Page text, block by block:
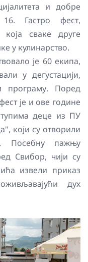
и добре
Гастро фест,
која сваке друге
у кулинарство.
је 60 екипа,
у дегустацији,
програму. Поред
је и ове године
деце из ПУ
који су отворили
Посебну пажњу
Свибор, чији су
извели приказ
дух